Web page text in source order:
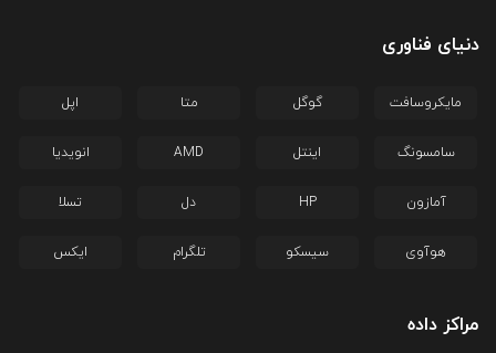
دنیای فناوری
مایکروسافت گوگل متا اپل
سامسونگ اینتل AMD انویدیا
آمازون HP دل تسلا
هوآوی سیسکو تلگرام ایکس
مراکز داده